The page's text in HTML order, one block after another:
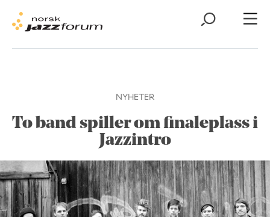
NYHETER
To band spiller om finaleplass i
Jazzintro